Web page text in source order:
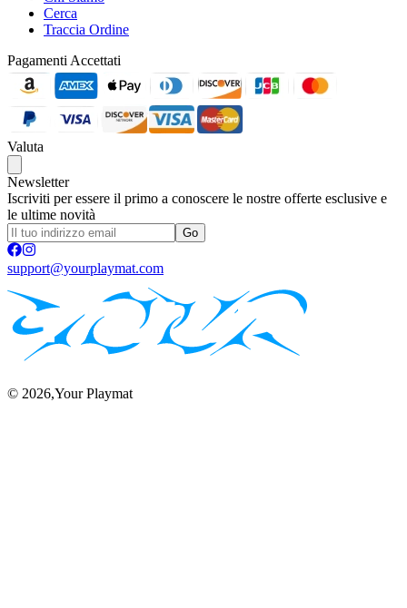
Cerca
Traccia Ordine
Pagamenti Accettati
Valuta
Newsletter
Iscriviti per essere il primo a conoscere le nostre offerte esclusive e
le ultime novità
Go
support@yourplaymat.com
© 2026,Your Playmat